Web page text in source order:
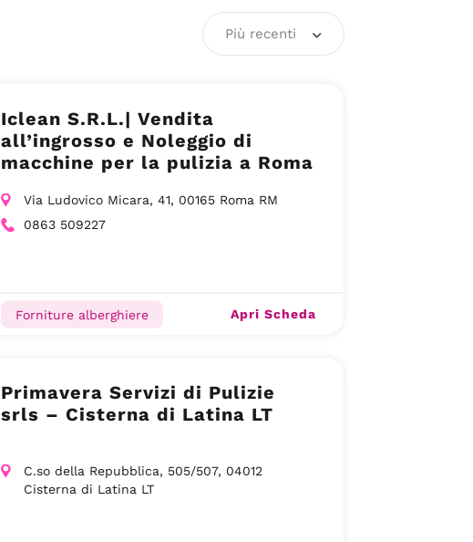
Più recenti
Iclean S.R.L.| Vendita
all’ingrosso e Noleggio di
macchine per la pulizia a Roma
Via Ludovico Micara, 41, 00165 Roma RM
0863 509227
Forniture alberghiere Apri Scheda
Primavera Servizi di Pulizie
srls – Cisterna di Latina LT
C.so della Repubblica, 505/507, 04012
Cisterna di Latina LT